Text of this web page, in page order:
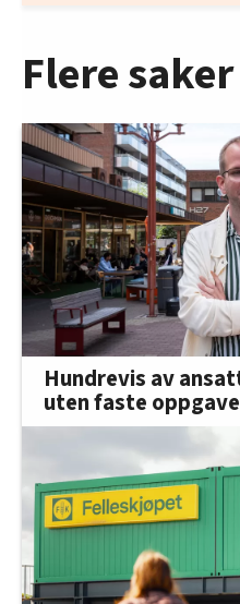
Flere saker
Hundrevis av
uten faste